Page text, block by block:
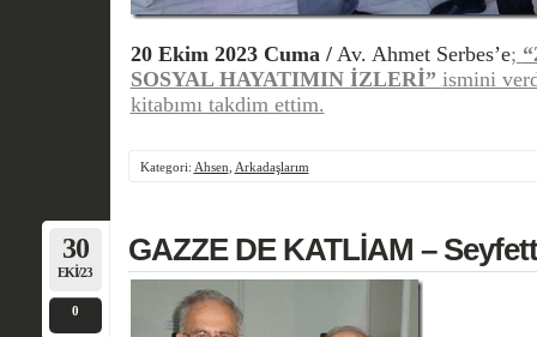
20 Ekim 2023 Cuma /Av. Ahmet Serbes’e;
SOSYAL HAYATIMIN İZLERİ” ismini
kitabımı takdim ettim.
Kategori: Ahsen Arkadaşlarım
30
EKI/23
0
GAZZE DE KATLİAM –